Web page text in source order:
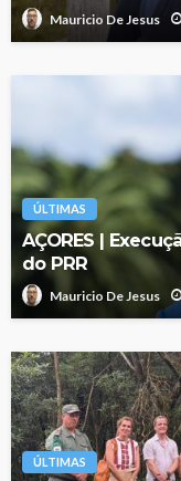
Mauricio De Jesus
ÚLTIMAS
AÇORES |
do PRR
Mauricio De Jesus
ÚLTIMAS